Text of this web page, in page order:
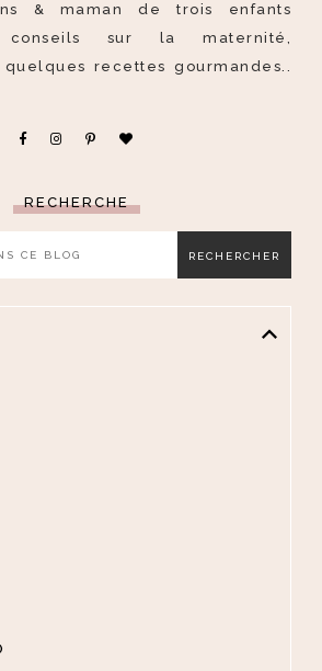
& maman de trois enfants
sur la maternité,
recettes gourmandes..
RECHERCHE